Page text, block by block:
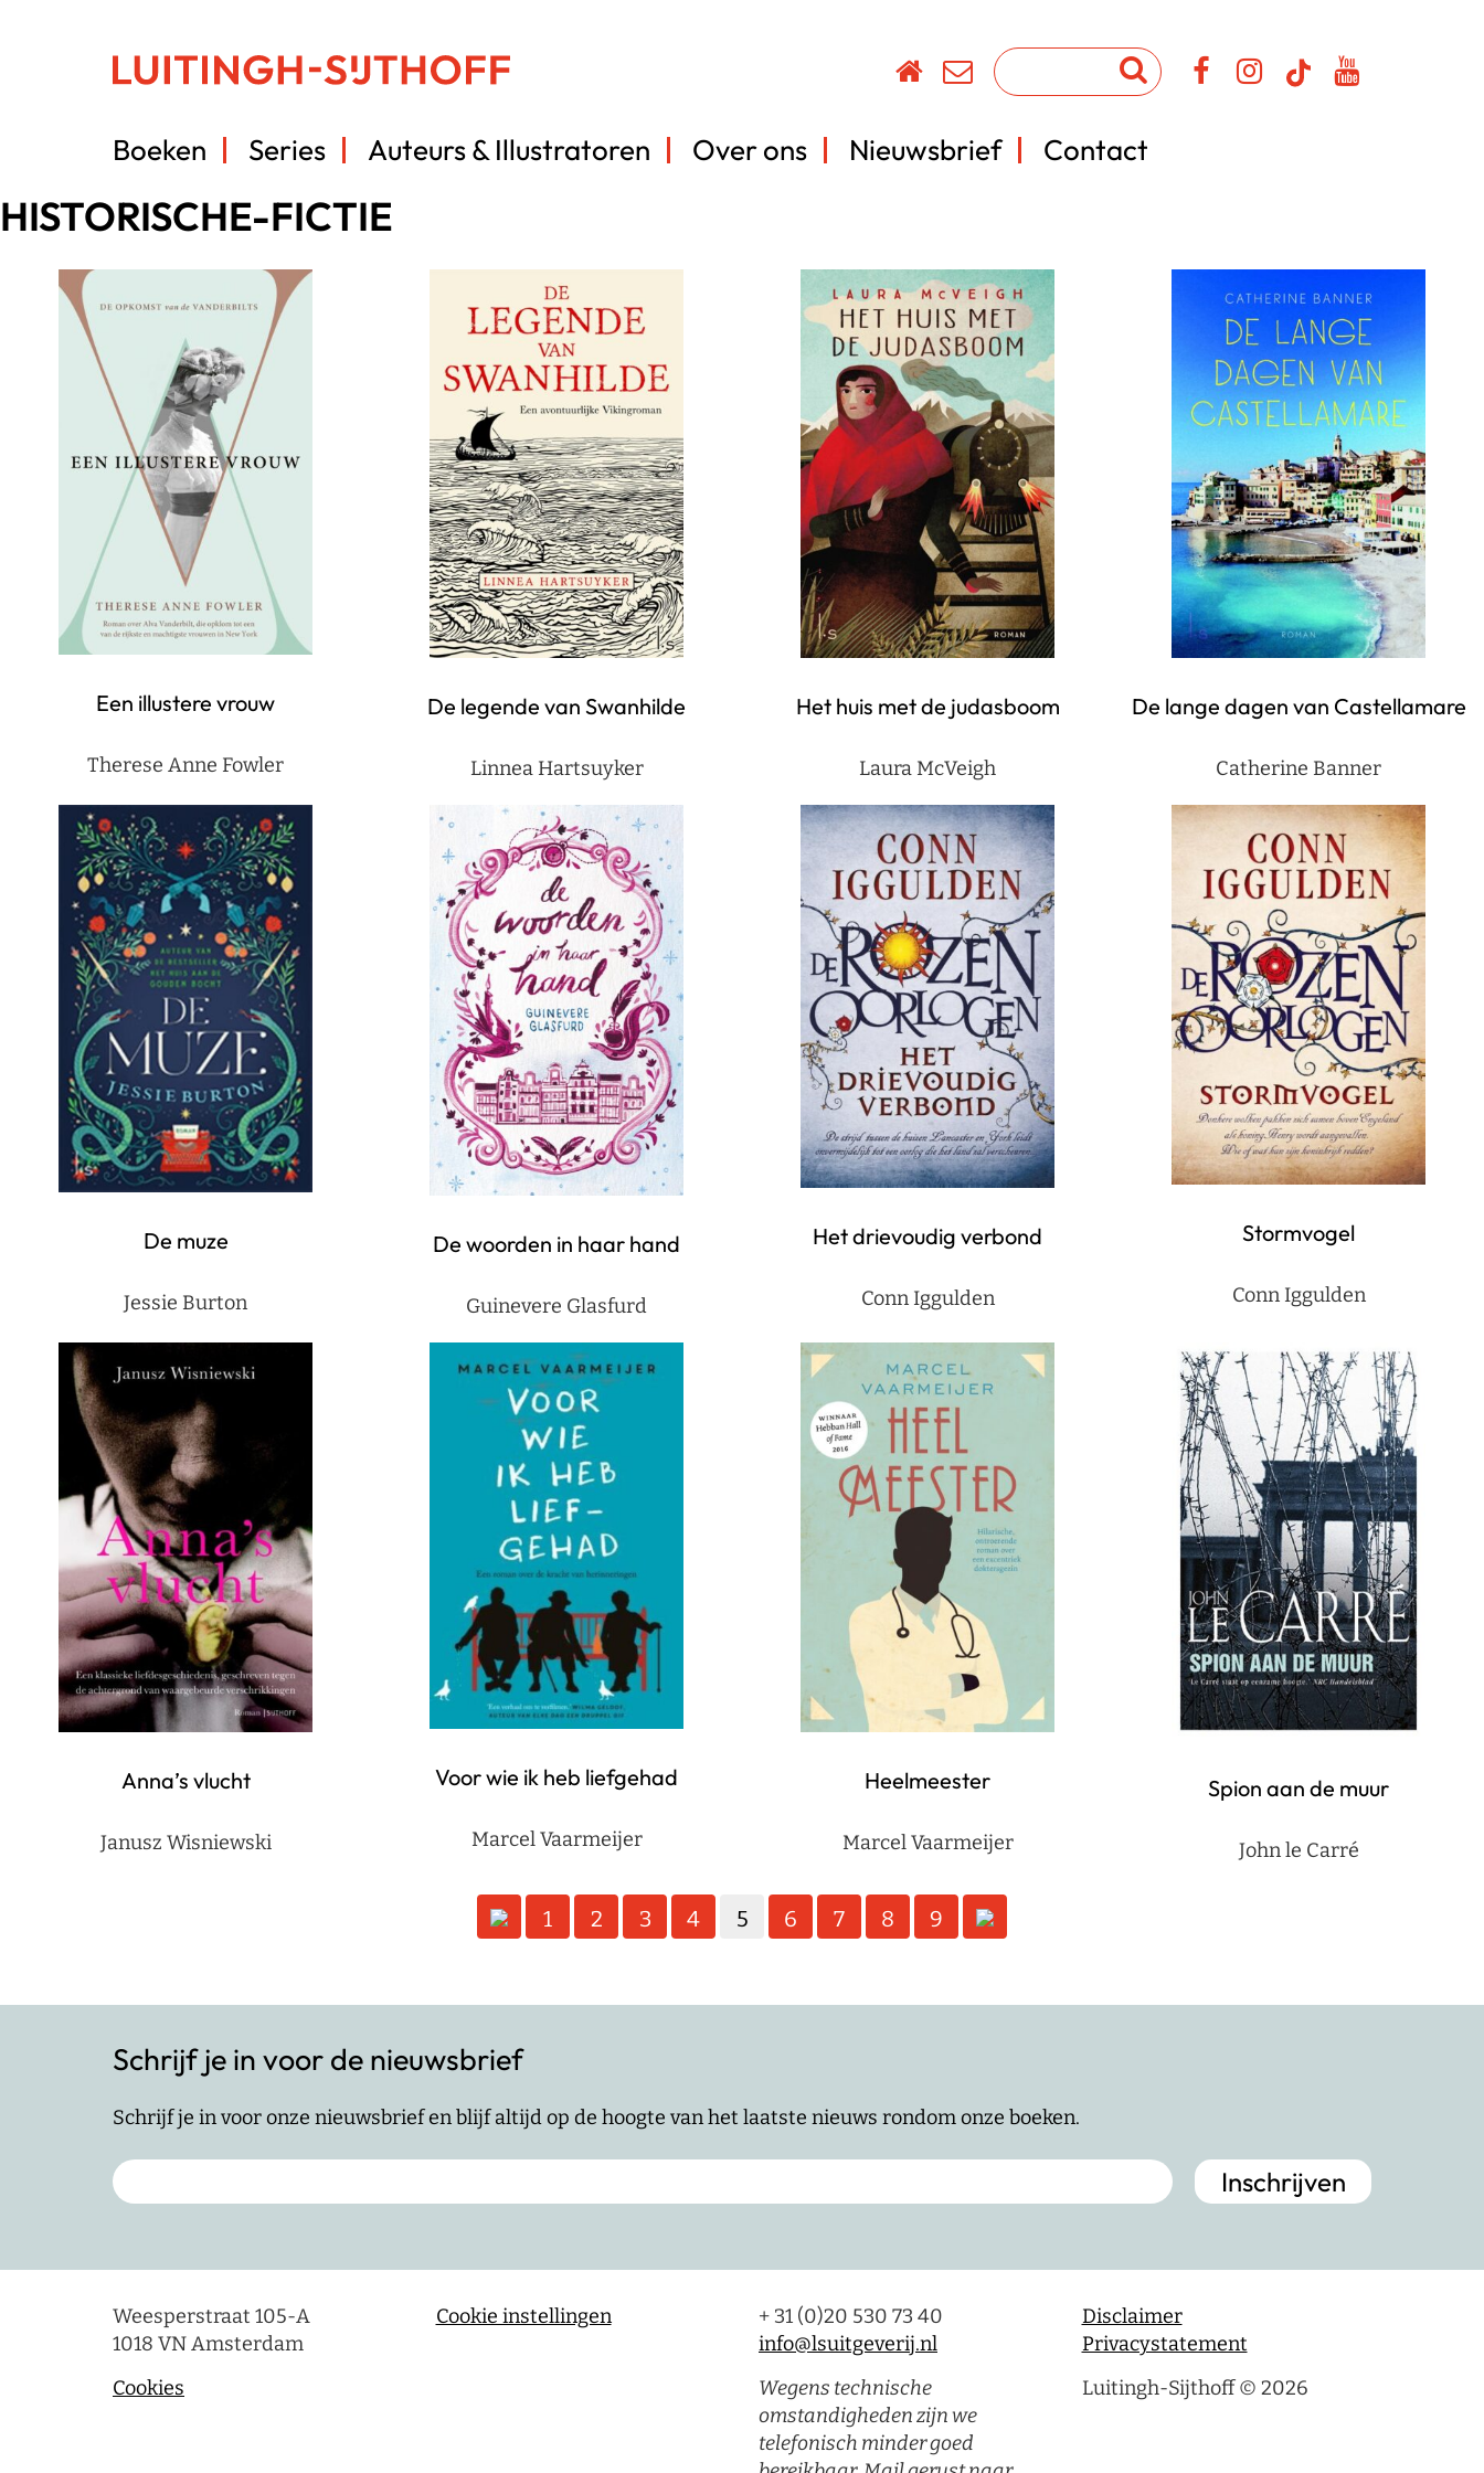
Boeken Series Auteurs & Illustratoren Over ons Nieuwsbrief Contact
HISTORISCHE-FICTIE
Een illustere vrouw
Therese Anne Fowler
De legende van Swanhilde
Linnea Hartsuyker
Het huis met de judasboom
Laura McVeigh
De lange dagen van Castellamare
Catherine Banner
De muze
Jessie Burton
De woorden in haar hand
Guinevere Glasfurd
Het drievoudig verbond
Conn Iggulden
Stormvogel
Conn Iggulden
Anna’s vlucht
Janusz Wisniewski
Voor wie ik heb liefgehad
Marcel Vaarmeijer
Heelmeester
Marcel Vaarmeijer
Spion aan de muur
John le Carré
1 2 3 4 5 6 7 8 9
Schrijf je in voor de nieuwsbrief
Schrijf je in voor onze nieuwsbrief en blijf altijd op de hoogte van het laatste nieuws rondom onze boeken.
Weesperstraat 105-A
1018 VN Amsterdam
Cookies
Cookie instellingen
+ 31 (0)20 530 73 40
info@lsuitgeverij.nl
Wegens technische
omstandigheden zijn we
telefonisch minder goed
Disclaimer
Privacystatement
Luitingh-Sijthoff © 2026